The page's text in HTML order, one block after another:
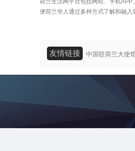
荷兰生活网平台包括网站、手机
便荷兰华人通过多种方式了解和融入
友情链接 中国驻荷兰大使